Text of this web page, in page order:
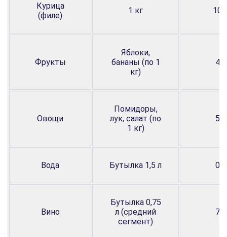
Курица
(филе)
1 кг
Фрукты
Яблоки,
бананы (по 1
кг)
Овощи
Помидоры,
лук, салат (по
1 кг)
Вода Бутылка 1,5 л
Вино
Бутылка 0,75
л (средний
сегмент)